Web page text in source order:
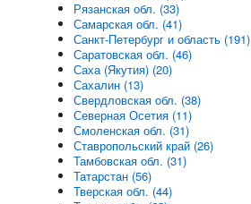
Рязанская обл. (33)
Самарская обл. (41)
Санкт-Петербург и область (191)
Саратовская обл. (46)
Саха (Якутия) (20)
Сахалин (13)
Свердловская обл. (38)
Северная Осетия (11)
Смоленская обл. (31)
Ставропольский край (26)
Тамбовская обл. (31)
Татарстан (56)
Тверская обл. (44)